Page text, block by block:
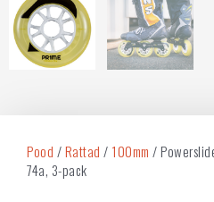
Pood /Rattad / 100mm /
74a, 3-pack